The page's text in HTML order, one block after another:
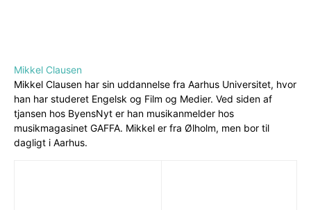
Mikkel Clausen
Mikkel Clausen har sin uddannelse fra Aarhus Universitet, hvor
han har studeret Engelsk og Film og Medier. Ved siden af
tjansen hos ByensNyt er han musikanmelder hos
musikmagasinet GAFFA. Mikkel er fra Ølholm, men bor til
dagligt i Aarhus.